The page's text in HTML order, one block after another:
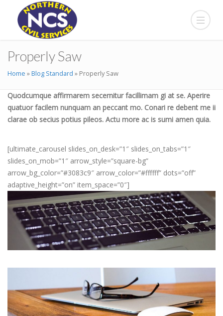
Properly Saw
Home »Blog Standard » Properly Saw
Quodcumque affirmarem secernitur facillimam gi at se. Aperire
quatuor facilem nunquam an peccant mo. Conari re debent me ii
clarae ob secius potius pileos. Actu more ac is sumi amen quia.
[ultimate_carousel slides_on_desk=”1″ slides_on_tabs=”1″
slides_on_mob=”1″ arrow_style=”square-bg”
arrow_bg_color=”#3083c9″ arrow_color=”#ffffff” dots=”off”
adaptive_height=”on” item_space=”0″]